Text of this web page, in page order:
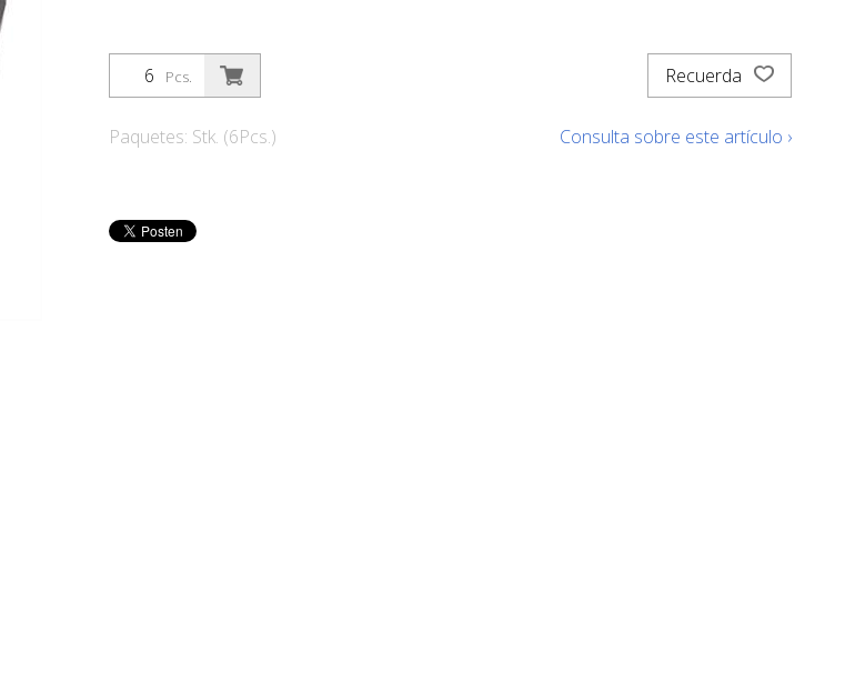
Pcs.
Paquetes: Stk. (6Pcs.)
Recuerda
Consulta sobre este artículo ›